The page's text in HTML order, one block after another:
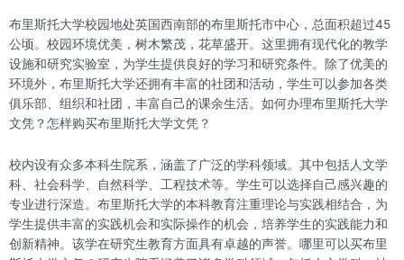
布里斯托大学校园地处英国西南部的布里斯托市中心，总面积超过45
公顷。校园环境优美，树木繁茂，花草盛开。这里拥有现代化的教学
设施和研究实验室，为学生提供良好的学习和研究条件。除了优美的
环境外，布里斯托大学还拥有丰富的社团和活动，学生可以参加各类
俱乐部、组织和社团，丰富自己的课余生活。如何办理布里斯托大学
文凭？怎样购买布里斯托大学文凭？
校内设有众多本科生院系，涵盖了广泛的学科领域。其中包括人文学
科、社会科学、自然科学、工程技术等。学生可以选择自己感兴趣的
专业进行深造。布里斯托大学的本科教育注重理论与实践相结合，为
学生提供丰富的实践机会和实际操作的机会，培养学生的实践能力和
创新精神。该学在研究生教育方面具有卓越的声誉。哪里可以买布里